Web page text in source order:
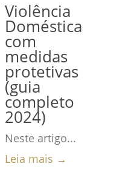
Violência
Doméstica
com
medidas
protetivas
(guia
completo
2024)
Neste artigo...
Leia mais →